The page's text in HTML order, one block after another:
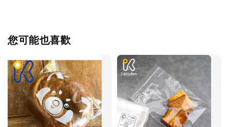
您可能也喜歡